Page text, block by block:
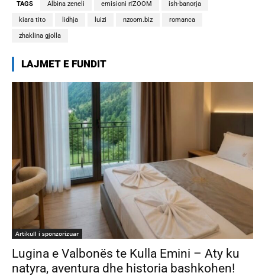
TAGS Albina zeneli emisioni n'ZOOM ish-banorja
kiara tito lidhja luizi nzoom.biz romanca
zhaklina gjolla
LAJMET E FUNDIT
Artikull i sponzorizuar
Lugina e Valbonës te Kulla Emini – Aty ku
natyra, aventura dhe historia bashkohen!